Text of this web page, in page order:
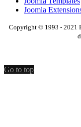
Joomla
Copyright © 1993 - 2021
Go to top